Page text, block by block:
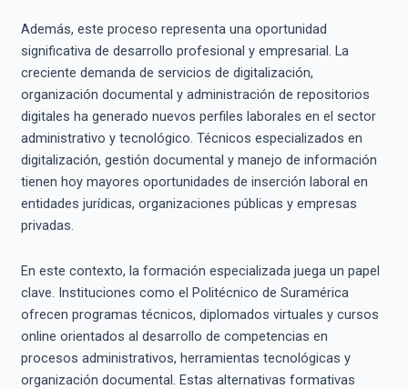
Además, este proceso representa una oportunidad
significativa de desarrollo profesional y empresarial. La
creciente demanda de servicios de digitalización,
organización documental y administración de repositorios
digitales ha generado nuevos perfiles laborales en el sector
administrativo y tecnológico. Técnicos especializados en
digitalización, gestión documental y manejo de información
tienen hoy mayores oportunidades de inserción laboral en
entidades jurídicas, organizaciones públicas y empresas
privadas.
En este contexto, la formación especializada juega un papel
clave. Instituciones como el Politécnico de Suramérica
ofrecen programas técnicos, diplomados virtuales y cursos
online orientados al desarrollo de competencias en
procesos administrativos, herramientas tecnológicas y
organización documental. Estas alternativas formativas